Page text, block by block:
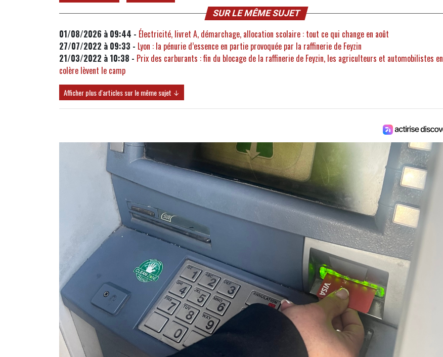
SUR LE MÊME SUJET
01/08/2026 à 09:44 - Électricité, livret A, démarchage, allocation scolaire : tout ce qui change en août
27/07/2022 à 09:33 - Lyon : la pénurie d’essence en partie provoquée par la raffinerie de Feyzin
21/03/2022 à 10:38 - Prix des carburants : fin du blocage de la raffinerie de Feyzin, les agriculteurs et automobilistes en
colère lèvent le camp
Afficher plus d'articles sur le même sujet ↓